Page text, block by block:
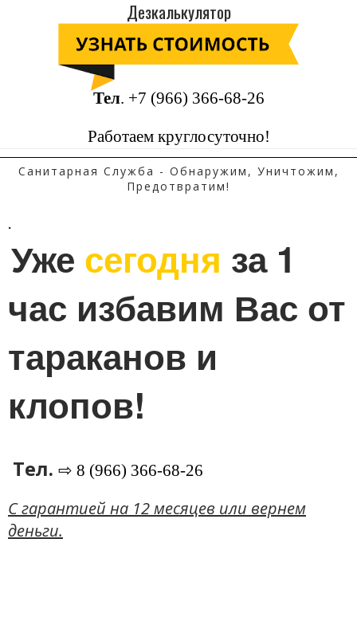
Дезкалькулятор
Тел. +7 (966) 366-68-26
Работаем круглосуточно!
Санитарная Служба - Обнаружим, Уничтожим,
Предотвратим!
.
Уже сегодня за 1
час избавим Вас от
тараканов и
клопов!
Тел. ⇨ 8 (966) 366-68-26
C гарантией на 12 месяцев или вернем
деньги.